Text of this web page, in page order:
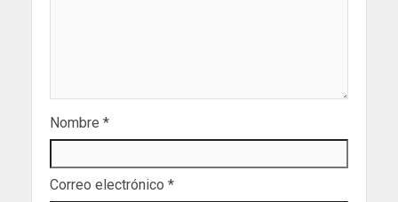
Nombre *
Correo electrónico *